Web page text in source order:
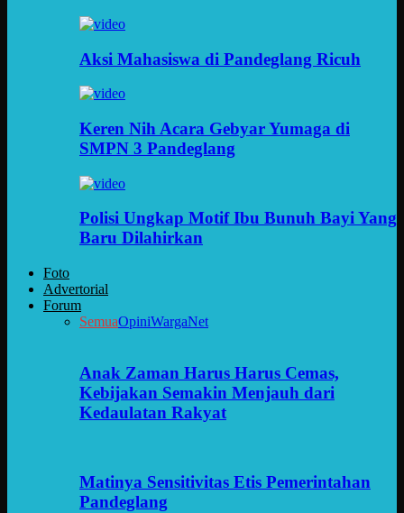
Aksi Mahasiswa di Pandeglang Ricuh
Keren Nih Acara Gebyar Yumaga di
SMPN 3 Pandeglang
Polisi Ungkap Motif Ibu Bunuh Bayi Yang
Baru Dilahirkan
Foto
Advertorial
Forum
SemuaOpiniWargaNet
Anak Zaman Harus Harus Cemas,
Kebijakan Semakin Menjauh dari
Kedaulatan Rakyat
Matinya Sensitivitas Etis Pemerintahan
Pandeglang